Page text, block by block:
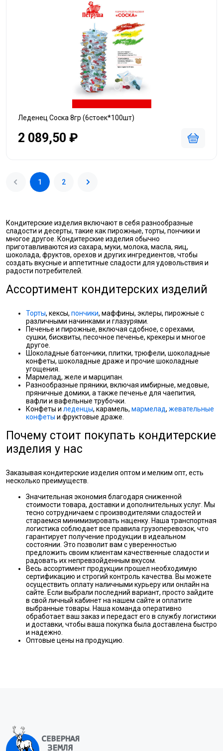
Леденец Соска 8гр (6стоек*100шт)
2 089,50 ₽
1 2
Кондитерские изделия включают в себя разнообразные
сладости и десерты, такие как пирожные, торты, пончики и
многое другое. Кондитерские изделия обычно
приготавливаются из сахара, муки, молока, масла, яиц,
шоколада, фруктов, орехов и других ингредиентов, чтобы
создать вкусные и аппетитные сладости для удовольствия и
радости потребителей.
Ассортимент кондитерских изделий
Торты, кексы, пончики, маффины, эклеры, пирожные с
различными начинками и глазурями.
Печенье и пирожные, включая сдобное, с орехами,
сушки, бисквиты, песочное печенье, крекеры и многое
другое.
Шоколадные батончики, плитки, трюфели, шоколадные
конфеты, шоколадные драже и прочие шоколадные
угощения.
Мармелад, желе и марципан.
Разнообразные пряники, включая имбирные, медовые,
пряничные домики, а также печенье для чаепития,
вафли и вафельные трубочки.
Конфеты и леденцы, карамель, мармелад, жевательные
конфеты и фруктовые драже.
Почему стоит покупать кондитерские
изделия у нас
Заказывая кондитерские изделия оптом и мелким опт, есть
несколько преимуществ.
Значительная экономия благодаря сниженной
стоимости товара, доставки и дополнительных услуг. Мы
тесно сотрудничаем с производителями сладостей и
стараемся минимизировать наценку. Наша транспортная
логистика соблюдает все правила грузоперевозок, что
гарантирует получение продукции в идеальном
состоянии. Это позволит вам с уверенностью
предложить своим клиентам качественные сладости и
радовать их непревзойденным вкусом.
Весь ассортимент продукции прошел необходимую
сертификацию и строгий контроль качества. Вы можете
осуществить оплату наличными курьеру или онлайн на
сайте. Если выбрали последний вариант, просто зайдите
в свой личный кабинет на нашем сайте и оплатите
выбранные товары. Наша команда оперативно
обработает ваш заказ и передаст его в службу логистики
и доставки, чтобы ваша покупка была доставлена быстро
и надежно.
Оптовые цены на продукцию.